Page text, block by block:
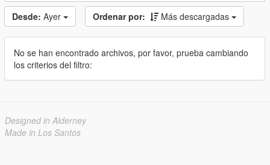
Desde: Ayer Ordenar por: Más descargadas
No se han encontrado archivos, por favor, prueba cambiando
los criterios del filtro:
Designed in Alderney
Made in Los Santos